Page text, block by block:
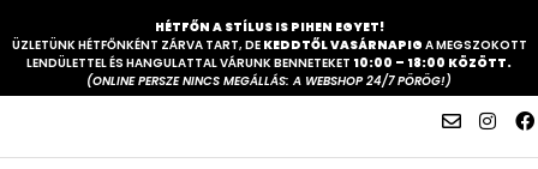
HÉTFŐN A STÍLUS IS PIHEN EGYET!
ÜZLETÜNK HÉTFŐNKÉNT ZÁRVA TART, DE KEDDTŐL VASÁRNAPIG A MEGSZOKOTT
LENDÜLETTEL ÉS HANGULATTAL VÁRUNK BENNETEKET 10:00 – 18:00 KÖZÖTT.
(ONLINE PERSZE NINCS MEGÁLLÁS: A WEBSHOP 24/7 PÖRÖG!)